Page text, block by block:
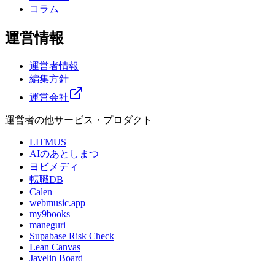
コラム
運営情報
運営者情報
編集方針
運営会社
運営者の他サービス・プロダクト
LITMUS
AIのあとしまつ
ヨビメディ
転職DB
Calen
webmusic.app
my9books
maneguri
Supabase Risk Check
Lean Canvas
Javelin Board